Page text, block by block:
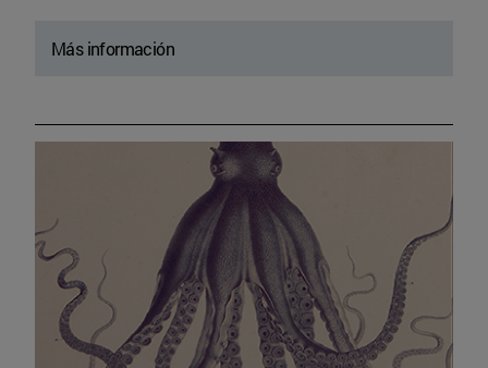
Más información